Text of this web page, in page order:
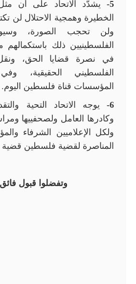
5-
يشدّد الاتحاد على أن مثل
الخطيرة وهمجية الاحتلال لن
ولن تحجب الصورة،
الفلسطينيين ذلك باستكمالهم
في نصرة قضايا الحق،
الفلسطيني الحقيقية،
المؤسسات قناة فلسطين اليوم.
6-
يوجه الاتحاد التحية
وكادرها العامل ولصحفييها
ولكل الإعلاميين الشرفاء
المناصرة لقضية فلسطين قضية
وتفضلوا قبول فائق